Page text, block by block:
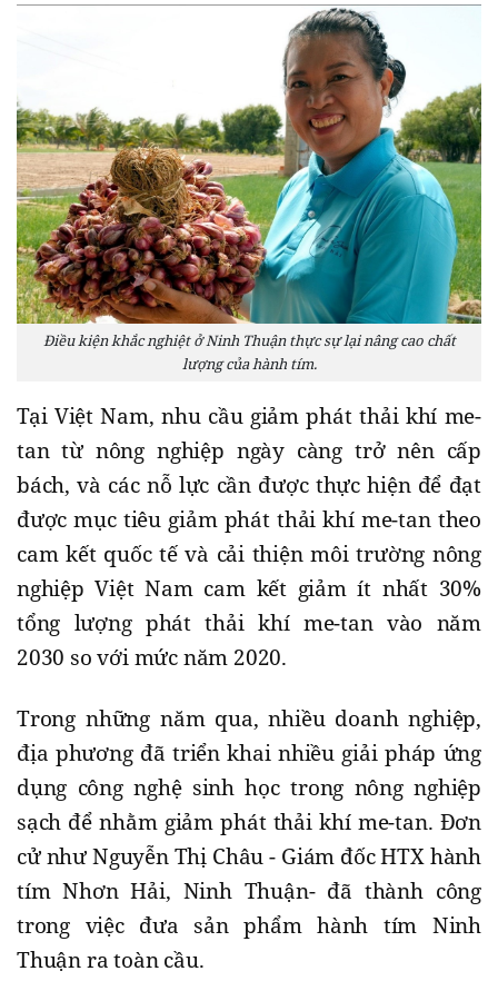
Điều kiện khắc nghiệt ở Ninh Thuận thực sự lại nâng cao chất
lượng của hành tím.
Tại Việt Nam, nhu cầu giảm phát thải khí me-
tan từ nông nghiệp ngày càng trở nên cấp
bách, và các nỗ lực cần được thực hiện để đạt
được mục tiêu giảm phát thải khí me-tan theo
cam kết quốc tế và cải thiện môi trường nông
nghiệp Việt Nam cam kết giảm ít nhất 30%
tổng lượng phát thải khí me-tan vào năm
2030 so với mức năm 2020.
Trong những năm qua, nhiều doanh nghiệp,
địa phương đã triển khai nhiều giải pháp ứng
dụng công nghệ sinh học trong nông nghiệp
sạch để nhằm giảm phát thải khí me-tan. Đơn
cử như Nguyễn Thị Châu - Giám đốc HTX hành
tím Nhơn Hải, Ninh Thuận- đã thành công
trong việc đưa sản phẩm hành tím Ninh
Thuận ra toàn cầu.